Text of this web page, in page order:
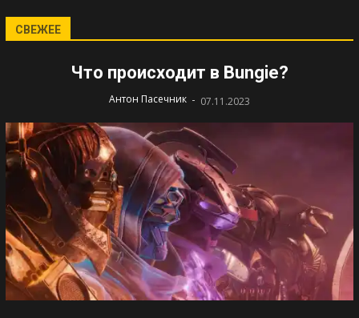
СВЕЖЕЕ
Что происходит в Bungie?
Антон Пасечник - 07.11.2023